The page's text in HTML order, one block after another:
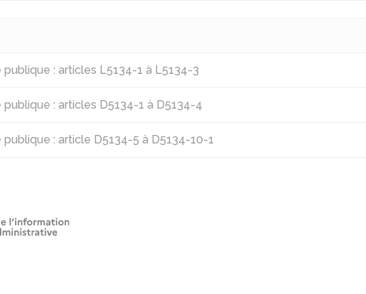
: articles L5134-1 à L5134-3
: articles D5134-1 à D5134-4
: article D5134-5 à D5134-10-1